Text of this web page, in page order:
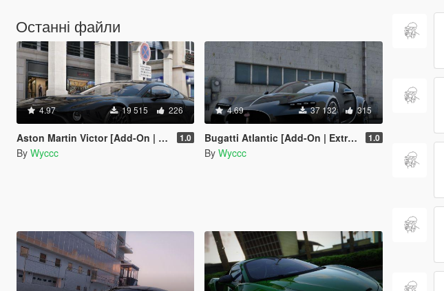
Останні файли
4.97 19 515 226
Aston Martin Victor [Add-On | Extras] 1.0
By Wyccc
4.69 37 132 315
Bugatti Atlantic [Add-On | Extras] 1.0
By Wyccc